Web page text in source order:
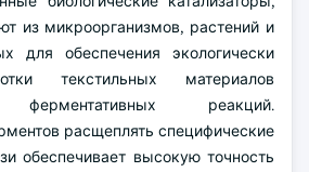
из микроорганизмов, растений и
для обеспечения экологически
текстильных материалов
ферментативных реакций.
расщеплять специфические
обеспечивает высокую точность